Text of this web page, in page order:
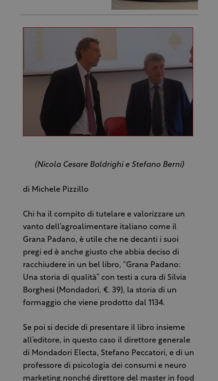
(Nicola Cesare Baldrighi e Stefano Berni)
di Michele Pizzillo
Chi ha il compito di tutelare e valorizzare un
vanto dell’agroalimentare italiano come il
Grana Padano, è utile che ne decanti i suoi
pregi ed è anche giusto che abbia deciso di
racchiudere in un bel libro, “Grana Padano:
Una storia di qualità” con testi a cura di Silvia
Borghesi (Mondadori, €. 39), la storia di un
formaggio che viene prodotto dal 1134.
Se poi si decide di presentare il libro insieme
all’editore, in questo caso il direttore generale
di Mondadori Electa, Stefano Peccatori, e di un
professore di psicologia dei consumi e neuro
marketing nonché direttore del master in food